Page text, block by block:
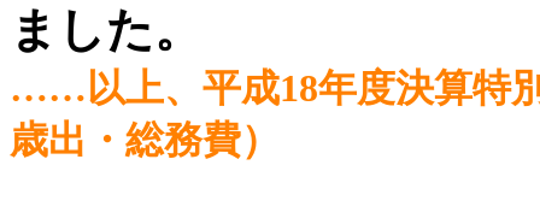
ました。
……以上、平成18年度決算特
歳出・総務費）